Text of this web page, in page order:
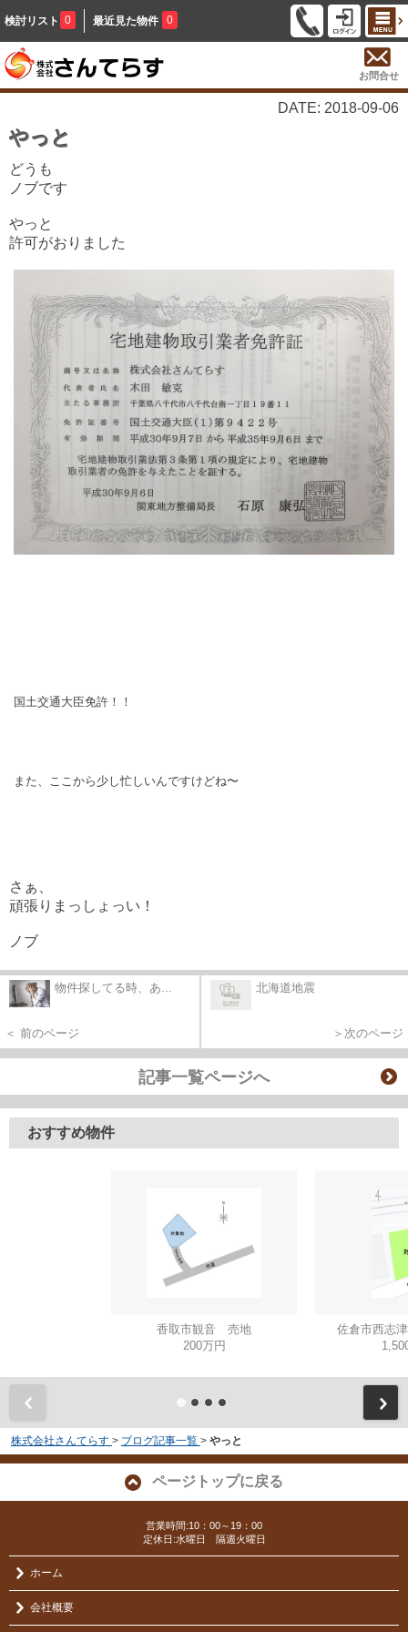
検討リスト 0 最近見た物件 0
お問合せ
DATE: 2018-09-06
やっと
どうも
ノブです
やっと
許可がおりました
国土交通大臣免許！！
また、ここから少し忙しいんですけどね〜
さぁ、
頑張りまっしょっい！
ノブ
物件探してる時、あ...
＜ 前のページ
北海道地震
＞次のページ
記事一覧ページへ
おすすめ物件
香取市観音 売地
200万円
佐倉市西志
株式会社さんてらす > ブログ記事一覧 > やっと
ページトップに戻る
営業時間:10：00～19：00
定休日:水曜日 隔週火曜日
ホーム
会社概要